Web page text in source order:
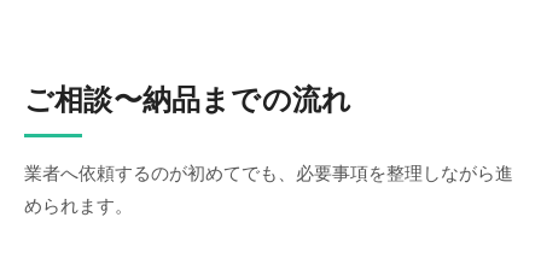
ご相談〜納品までの流れ
業者へ依頼するのが初めてでも、必要事項を整理しながら進
められます。